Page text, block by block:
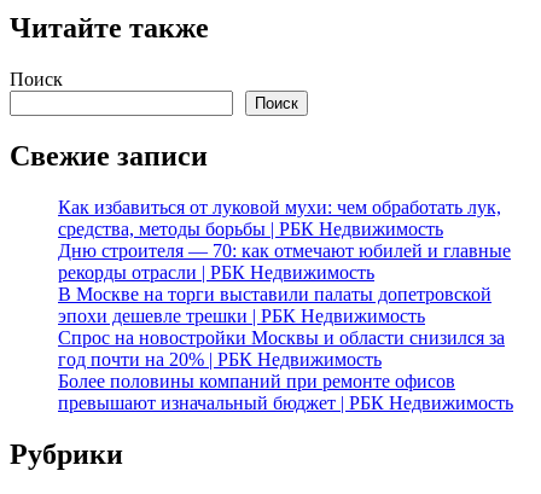
Читайте также
Поиск
Поиск
Свежие записи
Как избавиться от луковой мухи: чем обработать лук,
средства, методы борьбы | РБК Недвижимость
Дню строителя — 70: как отмечают юбилей и главные
рекорды отрасли | РБК Недвижимость
В Москве на торги выставили палаты допетровской
эпохи дешевле трешки | РБК Недвижимость
Спрос на новостройки Москвы и области снизился за
год почти на 20% | РБК Недвижимость
Более половины компаний при ремонте офисов
превышают изначальный бюджет | РБК Недвижимость
Рубрики